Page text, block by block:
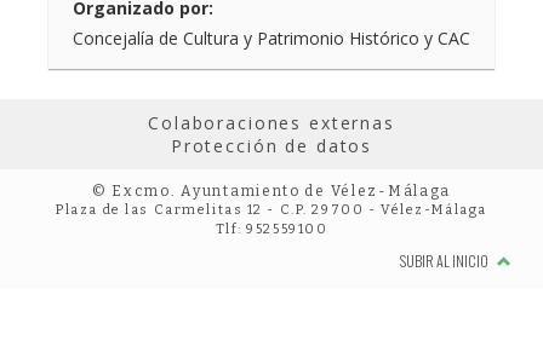
Organizado por:
Concejalía de Cultura y Patrimonio Histórico y CAC
Colaboraciones externas
Protección de datos
© Excmo. Ayuntamiento de Vélez-Málaga
Plaza de las Carmelitas 12 - C.P. 29700 - Vélez-Málaga
Tlf: 952559100
SUBIR AL INICIO